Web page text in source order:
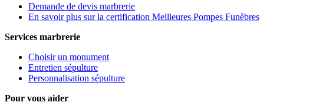
Demande de devis marbrerie
En savoir plus sur la certification Meilleures Pompes Funèbres
Services marbrerie
Choisir un monument
Entretien sépulture
Personnalisation sépulture
Pour vous aider